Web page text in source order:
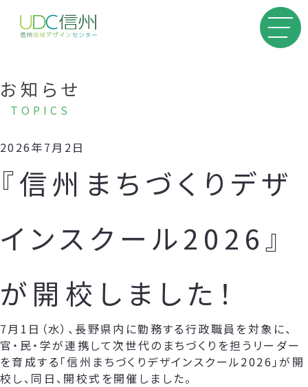
お知らせ
TOPICS
2026年7月2日
『信州まちづくりデザ
インスクール2026』
が開校しました！
7月1日（水）、長野県内に勤務する行政職員を対象に、
官・民・学が連携して次世代のまちづくりを担うリーダー
を育成する「信州まちづくりデザインスクール2026」が開
校し、同日、開校式を開催しました。